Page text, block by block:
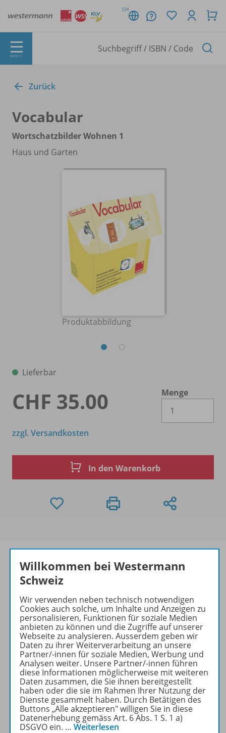
CH
MENÜ
Zurück
Vocabular
Wortschatzbilder Wohnen 1
Haus und Garten
Produktabbildung
Lieferbar
CHF 35.00
Menge
zzgl. Versandkosten
In den Warenkorb
Produktinformationen
Beschreibung
Zugehörige Produkte
Auch in Paketen erhältlich
Willkommen bei Westermann
Schweiz
Wir verwenden neben technisch notwendigen
Cookies auch solche, um Inhalte und Anzeigen zu
personalisieren, Funktionen für soziale Medien
anbieten zu können und die Zugriffe auf unserer
Webseite zu analysieren. Ausserdem geben wir
Daten zu ihrer Weiterverarbeitung an unsere
Partner/-innen für soziale Medien, Werbung und
Analysen weiter. Unsere Partner/-innen führen
diese Informationen möglicherweise mit weiteren
Daten zusammen, die Sie ihnen bereitgestellt
haben oder die sie im Rahmen Ihrer Nutzung der
Dienste gesammelt haben. Durch Betätigen des
Buttons „Alle akzeptieren" willigen Sie in diese
Datenerhebung gemäss Art. 6 Abs. 1 S. 1 a)
DSGVO ein. … Weiterlesen